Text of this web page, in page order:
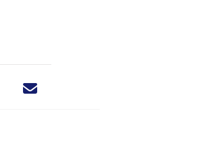
Deel dit nieuwsbericht via X - U verlaat
Deel dit nieuwsbericht via Facebook - U
Deel dit nieuwsbericht via e-mail
Deel dit nieuwsbericht via LinkedIn - U